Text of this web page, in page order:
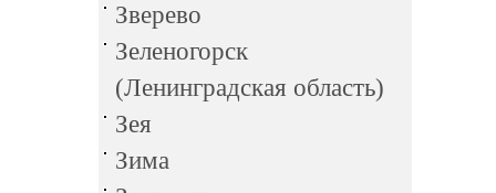
Зверево
Зеленогорск
(Ленинградская область)
Зея
Зима